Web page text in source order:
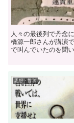
人々の最後列で丹念
橋源一郎さんが講演
で叫んでいたのを聞
思想・哲学